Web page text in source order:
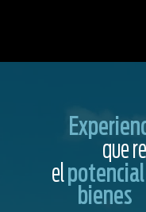
que
elpotencial
bienes